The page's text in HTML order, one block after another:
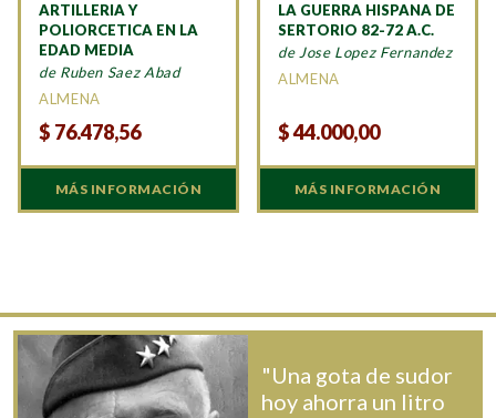
ARTILLERIA Y
POLIORCETICA EN LA
EDAD MEDIA
de Ruben Saez Abad
ALMENA
$ 76.478,56
MÁS INFORMACIÓN
LA GUERRA HISPANA DE
SERTORIO 82-72 A.C.
de Jose Lopez Fernandez
ALMENA
$44.000,00
MÁS INFORMACIÓN
"Una gota de sudor
hoy ahorra un litro